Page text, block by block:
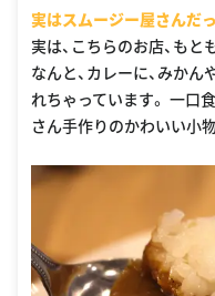
実はスムージー屋さんだ
実は、こちらのお店、も
なんと、カレーに、みか
れちゃっています。 一口
さん手作りのかわいい小